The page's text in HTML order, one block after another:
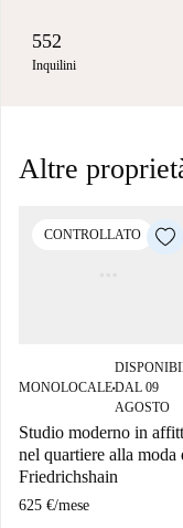
552
Inquilini
Altre
CONTROLLATO
MONOLOCALE■DAL 09
AGOSTO
Studio moderno in
nel quartiere alla moda
Friedrichshain
625 €/mese